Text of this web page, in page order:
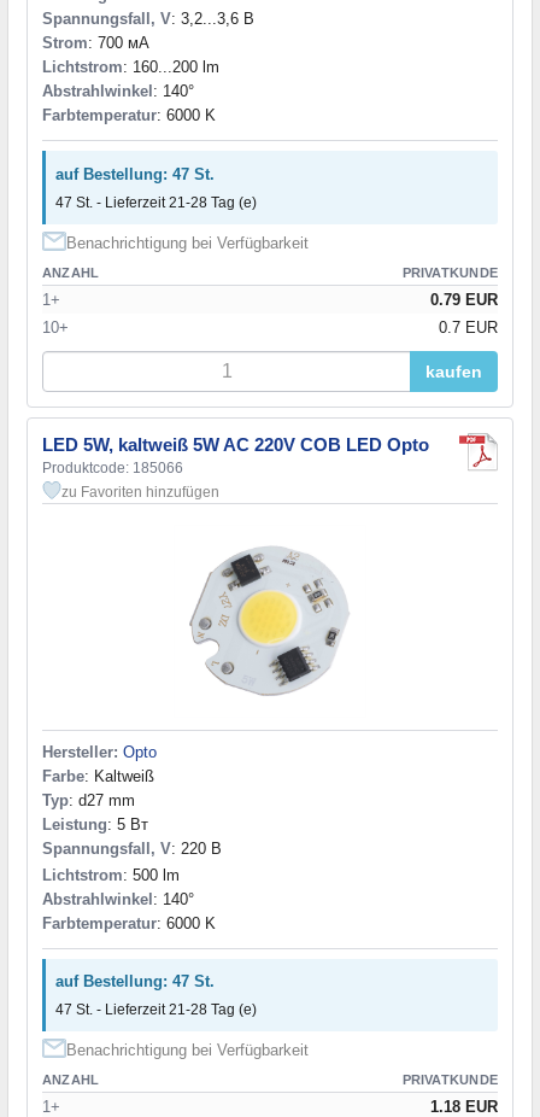
Spannungsfall, V: 3,2...3,6 В
Strom: 700 мА
Lichtstrom: 160...200 lm
Abstrahlwinkel : 140°
Farbtemperatur: 6000 K
auf Bestellung: 47 St.
47 St. - Lieferzeit 21-28 Tag (e)
Benachrichtigung bei Verfügbarkeit
ANZAHL PRIVATKUNDE
1+
0.79 EUR
10+
0.7 EUR
kaufen
LED 5W, kaltweiß 5W AC 220V COB LED Opto
Produktcode: 185066
zu Favoriten hinzufügen
Hersteller: Opto
Farbe: Kaltweiß
Typ: d27 mm
Leistung: 5 Вт
Spannungsfall, V: 220 В
Lichtstrom: 500 lm
Abstrahlwinkel: 140°
Farbtemperatur: 6000 K
auf Bestellung: 47 St.
47 St. - Lieferzeit 21-28 Tag (e)
Benachrichtigung bei Verfügbarkeit
ANZAHL PRIVATKUNDE
1+
1.18 EUR